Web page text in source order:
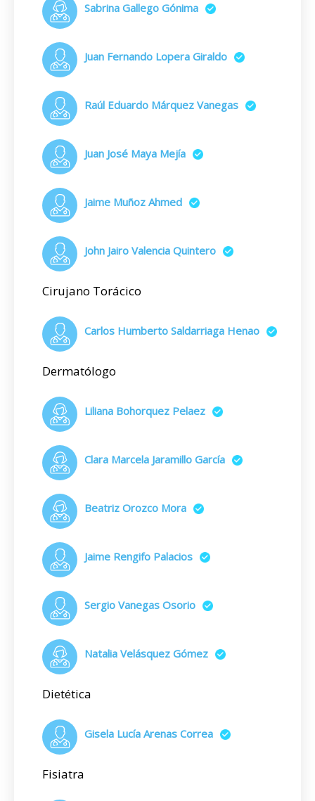
Sabrina Gallego Gónima
Juan Fernando Lopera Giraldo
Raúl Eduardo Márquez Vanegas
Juan José Maya Mejía
Jaime Muñoz Ahmed
John Jairo Valencia Quintero
Cirujano Torácico
Carlos Humberto Saldarriaga Henao
Dermatólogo
Liliana Bohorquez Pelaez
Clara Marcela Jaramillo García
Beatriz Orozco Mora
Jaime Rengifo Palacios
Sergio Vanegas Osorio
Natalia Velásquez Gómez
Dietética
Gisela Lucía Arenas Correa
Fisiatra